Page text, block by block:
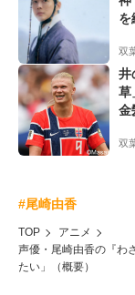
を
双
井
草
金
双
#尾崎由香
TOP
アニメ
声優・尾崎由香の『わ
たい」（概要）